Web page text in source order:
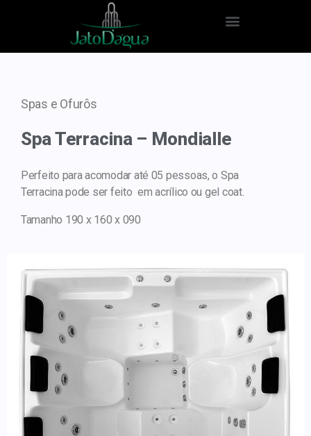
Spas e Ofurôs
Spa Terracina – Mondialle
Perfeito para acomodar até 05 pessoas, o Spa
Terracina pode ser feito em acrílico ou gel coat.
Tamanho 190 x 160 x 090